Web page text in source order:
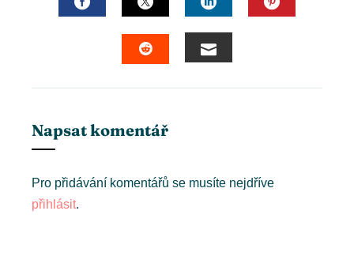
FACEBOOKTWITTERLINKEDIN
Napsat komentář
Pro přidávání komentářů se musíte nejdříve
přihlásit.